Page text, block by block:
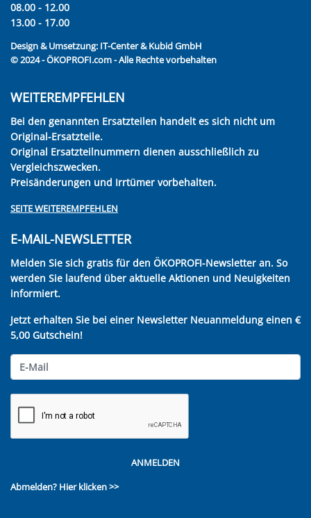
08.00 - 12.00
13.00 - 17.00
Design & Umsetzung: IT-Center & Kubid GmbH
© 2024 - ÖKOPROFI.com - Alle Rechte vorbehalten
WEITEREMPFEHLEN
Bei den genannten Ersatzteilen handelt es sich nicht um
Original-Ersatzteile.
Original Ersatzteilnummern dienen ausschließlich zu
Vergleichszwecken.
Preisänderungen und Irrtümer vorbehalten.
SEITE WEITEREMPFEHLEN
E-MAIL-NEWSLETTER
Melden Sie sich gratis für den ÖKOPROFI-Newsletter an. So
werden Sie laufend über aktuelle Aktionen und Neuigkeiten
informiert.
Jetzt erhalten Sie bei einer Newsletter Neuanmeldung einen €
5,00 Gutschein!
ANMELDEN
Abmelden? Hier klicken >>